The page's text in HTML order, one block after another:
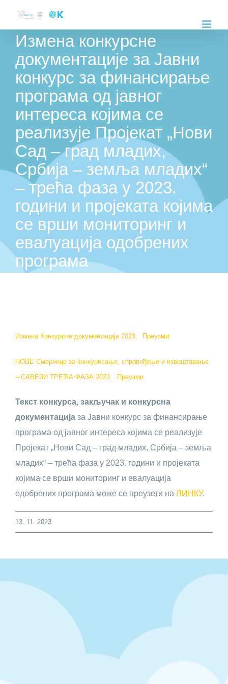
contentИзмена конкурсне
документације за Јавни
конкурс за финансирање
програма од јавног
интереса којима се
реализује Пројекат „Нови
Сад – град младих,
Србија – земља младих“
– трећа фаза у 2023.
години и пројеката којима
се врши мониторинг и
евалуација одобрених
програма
Измена Конкурсне документације 2023. Преузми
НОВЕ Смернице за конкурисање, спровођење и извештавање
– САВЕЗИ ТРЕЋА ФАЗА 2023.
Преузми
Текст конкурса, закључак и конкурсна
документација за Јавни конкурс за финансирање
програма од јавног интереса којима се реализује
Пројекат „Нови Сад – град младих, Србија – земља
младих“ – трећа фаза у 2023. години и пројеката
којима се врши мониторинг и евалуација
одобрених програма може се преузети на ЛИНКУ.
13. 11. 2023